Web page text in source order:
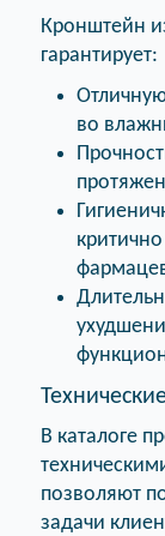
Кронштейн
гарантирует:
во
В каталоге
позволяют
задачи